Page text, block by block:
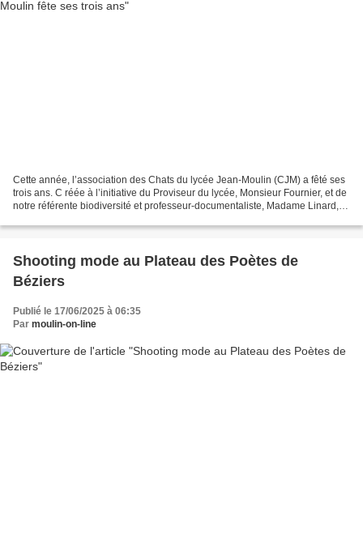
Cette année, l’association des Chats du lycée Jean-Moulin (CJM) a fêté ses
trois ans. C réée à l’initiative du Proviseur du lycée, Monsieur Fournier, et de
notre référente biodiversité et professeur-documentaliste, Madame Linard,
Shooting mode au Plateau des Poètes de
Béziers
Publié le 17/06/2025 à 06:35
Par moulin-on-line